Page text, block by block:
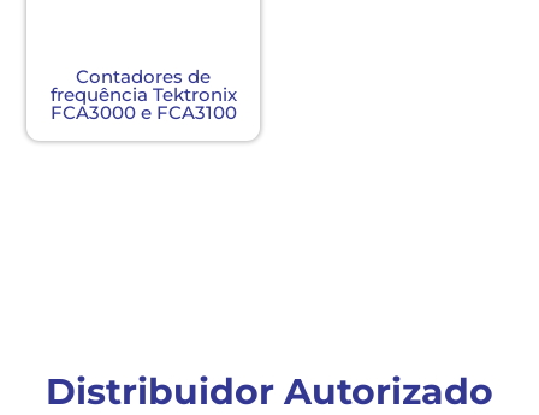
Contadores de
frequência Tektronix
FCA3000 e FCA3100
Distribuidor Autorizado